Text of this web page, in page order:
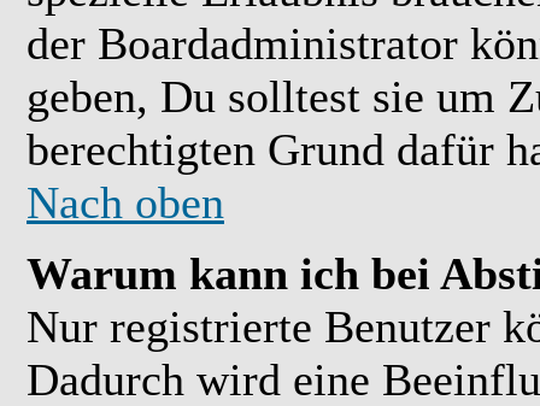
der Boardadministrator
geben, Du solltest sie um
berechtigten Grund dafür
Nach oben
Warum kann ich bei
Nur registrierte Benutzer
Dadurch wird eine